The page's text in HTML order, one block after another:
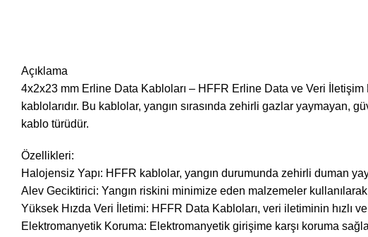
Açıklama
4x2x23 mm Erline Data Kabloları – HFFR Erline Data ve Veri
kablolarıdır. Bu kablolar, yangın sırasında zehirli gazlar
kablo türüdür.
Özellikleri:
Halojensiz Yapı: HFFR kablolar, yangın durumunda zehirli duman
Alev Geciktirici: Yangın riskini minimize eden malzemeler
Yüksek Hızda Veri İletimi: HFFR Data Kabloları, veri iletiminin hızlı
Elektromanyetik Koruma: Elektromanyetik girişime karşı koruma